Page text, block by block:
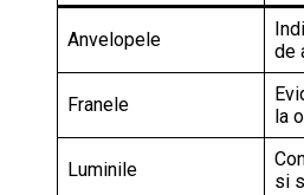
Anvelopele
de
Franele
la
Luminile
si